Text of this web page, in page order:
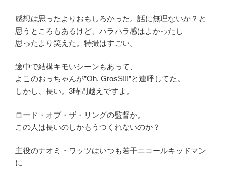
感想は思ったよりおもしろかった。話に無理ないか？と
思うところもあるけど、ハラハラ感はよかったし
思ったより笑えた。特撮はすごい。
途中で結構キモいシーンもあって、
よこのおっちゃんが”Oh, GrosS!!!”と連呼してた。
しかし、長い。3時間越えですよ。
ロード・オブ・ザ・リングの監督か。
この人は長いのしかもうつくれないのか？
主役のナオミ・ワッツはいつも若干ニコールキッドマン
に